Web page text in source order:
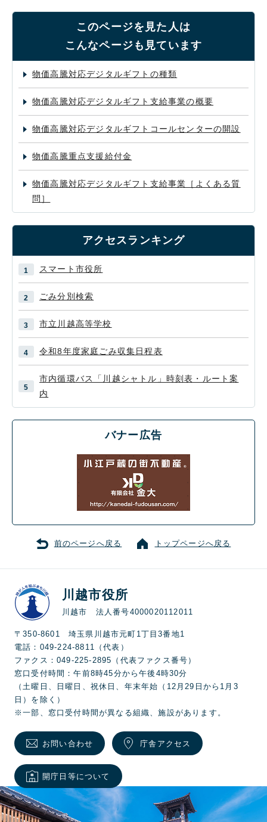
このページを見た人は
こんなページも見ています
物価高騰対応デジタルギフトの種類
物価高騰対応デジタルギフト支給事業の概要
物価高騰対応デジタルギフトコールセンターの開設
物価高騰重点支援給付金
物価高騰対応デジタルギフト支給事業［よくある質
問］
アクセスランキング
スマート市役所
ごみ分別検索
市立川越高等学校
令和8年度家庭ごみ収集日程表
市内循環バス「川越シャトル」時刻表・ルート案
内
バナー広告
前のページへ戻る トップページへ戻る
川越市役所
川越市 法人番号4000020112011
〒350-8601 埼玉県川越市元町1丁目3番地1
電話：049-224-8811（代表）
ファクス：049-225-2895（代表ファクス番号）
窓口受付時間：午前8時45分から午後4時30分
（土曜日、日曜日、祝休日、年末年始（12月29日から1月3
日）を除く）
※一部、窓口受付時間が異なる組織、施設があります。
お問い合わせ 庁舎アクセス
開庁日等について